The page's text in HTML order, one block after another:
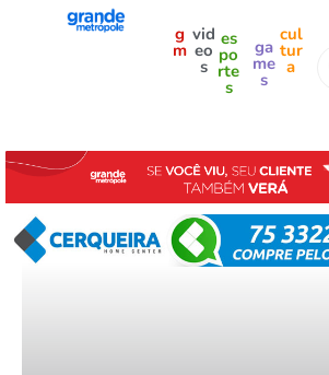
g
m
vid
eo
s
es
po
rte
s
ga
me
s
cul
tur
a